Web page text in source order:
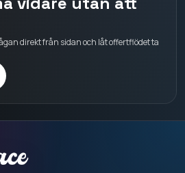
direkt från sidan och låt offertflödet ta